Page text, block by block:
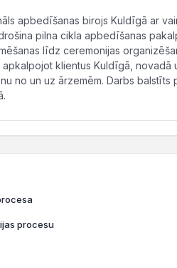
apbedīšanas birojs Kuldīgā ar
pilna cikla apbedīšanas
līdz ceremonijas
klientus Kuldīgā, novadā
no un uz ārzemēm. Darbs balstīts
procesu